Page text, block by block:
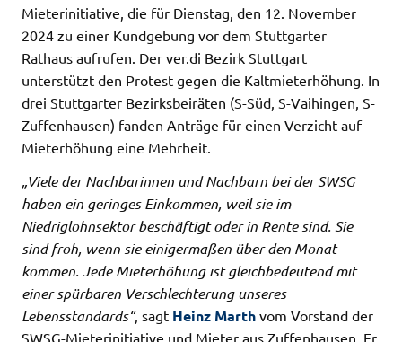
Mieterinitiative, die für Dienstag, den 12. November
2024 zu einer Kundgebung vor dem Stuttgarter
Rathaus aufrufen. Der ver.di Bezirk Stuttgart
unterstützt den Protest gegen die Kaltmieterhöhung. In
drei Stuttgarter Bezirksbeiräten (S-Süd, S-Vaihingen, S-
Zuffenhausen) fanden Anträge für einen Verzicht auf
Mieterhöhung eine Mehrheit.
„Viele der Nachbarinnen und Nachbarn bei der SWSG
haben ein geringes Einkommen, weil sie im
Niedriglohnsektor beschäftigt oder in Rente sind. Sie
sind froh, wenn sie einigermaßen über den Monat
kommen. Jede Mieterhöhung ist gleichbedeutend mit
einer spürbaren Verschlechterung unseres
Lebensstandards“, sagt Heinz Marth vom Vorstand der
SWSG-Mieterinitiative und Mieter aus Zuffenhausen. Er